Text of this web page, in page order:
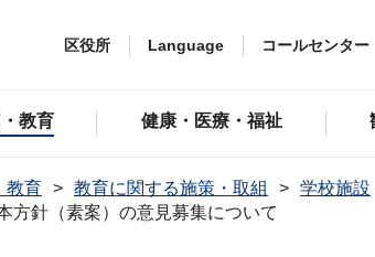
区役所 Language コールセンター
教育 健康・医療・福祉
教育 教育に関する施策・取組 学校施設
方針（素案）の意見募集について